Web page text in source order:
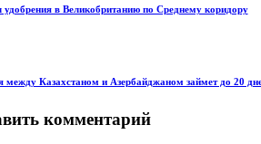
удобрения в Великобританию по Среднему коридору
между Казахстаном и Азербайджаном займет до 20
комментарий